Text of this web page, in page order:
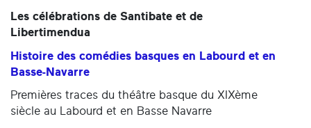
Les célébrations de Santibate et de
Libertimendua
Histoire des comédies basques en Labourd et en
Basse-Navarre
Premières traces du théâtre basque du XIXème
siècle au Labourd et en Basse Navarre